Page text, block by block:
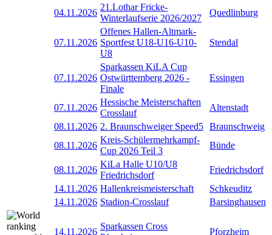
04.11.2026
21.Lothar Fricke-
Winterlaufserie 2026/2027
Quedlinburg
07.11.2026
Offenes Hallen-Altmark-
Sportfest U18-U16-U10-
U8
Stendal
07.11.2026
Sparkassen KiLA Cup
Ostwürttemberg 2026 -
Finale
Essingen
07.11.2026
Hessische Meisterschaften
Crosslauf
Altenstadt
08.11.2026 2. Braunschweiger Speed5 Braunschweig
08.11.2026
Kreis-Schülermehrkampf-
Cup 2026 Teil 3
Bünde
08.11.2026
KiLa Halle U10/U8
Friedrichsdorf
Friedrichsdorf
14.11.2026 Hallenkreismeisterschaft
Schkeuditz
14.11.2026 Stadion-Crosslauf Barsinghausen
14.11.2026
Sparkassen Cross
Pforzheim